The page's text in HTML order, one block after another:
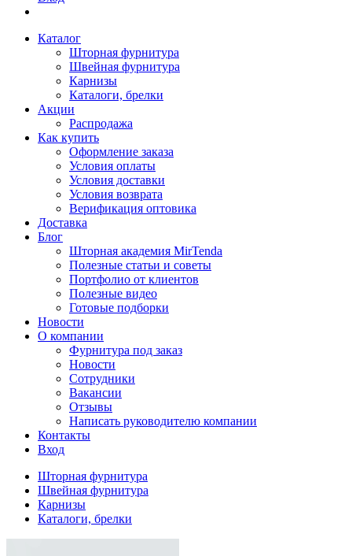
Каталог
Шторная фурнитура
Швейная фурнитура
Карнизы
Каталоги, брелки
Акции
Распродажа
Как купить
Оформление заказа
Условия оплаты
Условия доставки
Условия возврата
Верификация оптовика
Доставка
Блог
Шторная академия MirTenda
Полезные статьи и советы
Портфолио от клиентов
Полезные видео
Готовые подборки
Новости
О компании
Фурнитура под заказ
Новости
Сотрудники
Вакансии
Отзывы
Написать руководителю компании
Контакты
Вход
Шторная фурнитура
Швейная фурнитура
Карнизы
Каталоги, брелки